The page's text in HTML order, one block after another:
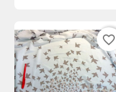
favorite_border